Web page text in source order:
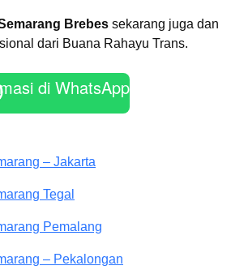
Brebes sekarang juga dan
dari Buana Rahayu Trans.
di WhatsApp
– Jakarta
Tegal
Pemalang
– Pekalongan